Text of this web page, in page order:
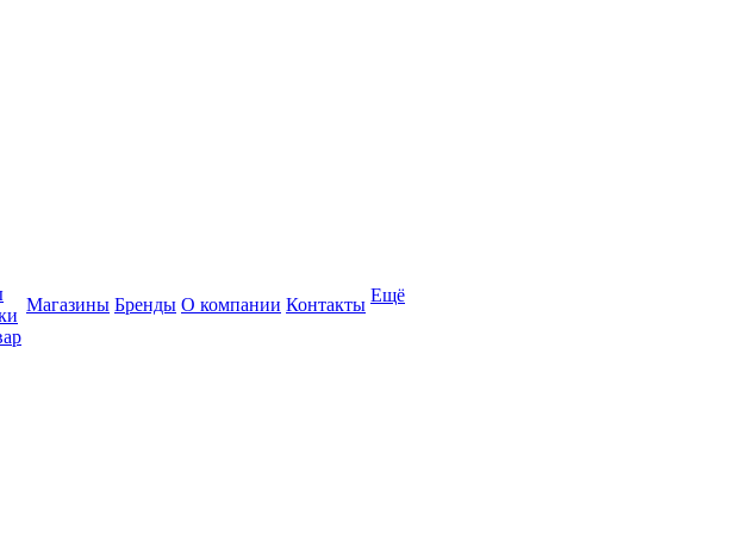
Магазины Бренды О компании Контакты Ещё